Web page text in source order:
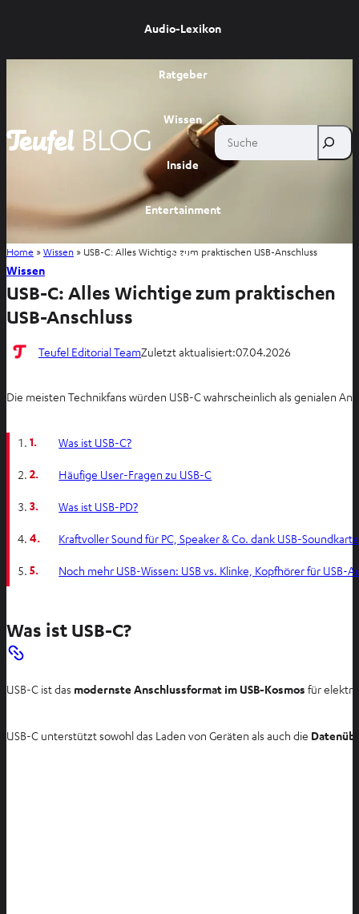
Audio-Lexikon
Ratgeber
Wissen
Inside
Entertainment
Shop
Suche
Home »Wissen » USB-C: Alles Wichtige zum praktischen USB-Anschluss
Wissen
USB-C: Alles Wichtige zum praktischen
USB-Anschluss
Teufel Editorial TeamZuletzt aktualisiert:07.04.2026
Die meisten Technikfans würden USB-C wahrscheinlich als genialen
1. Was ist USB-C?
2. Häufige User-Fragen zu USB-C
3. Was ist USB-PD?
4. Kraftvoller Sound für PC, Speaker & Co. dank USB-
5. Noch mehr USB-Wissen: USB vs. Klinke, Kopfhörer für USB-
Was ist USB-C?
USB-C ist das modernste Anschlussformat im USB-Kosmos für
USB-C unterstützt sowohl das Laden von Geräten als auch die